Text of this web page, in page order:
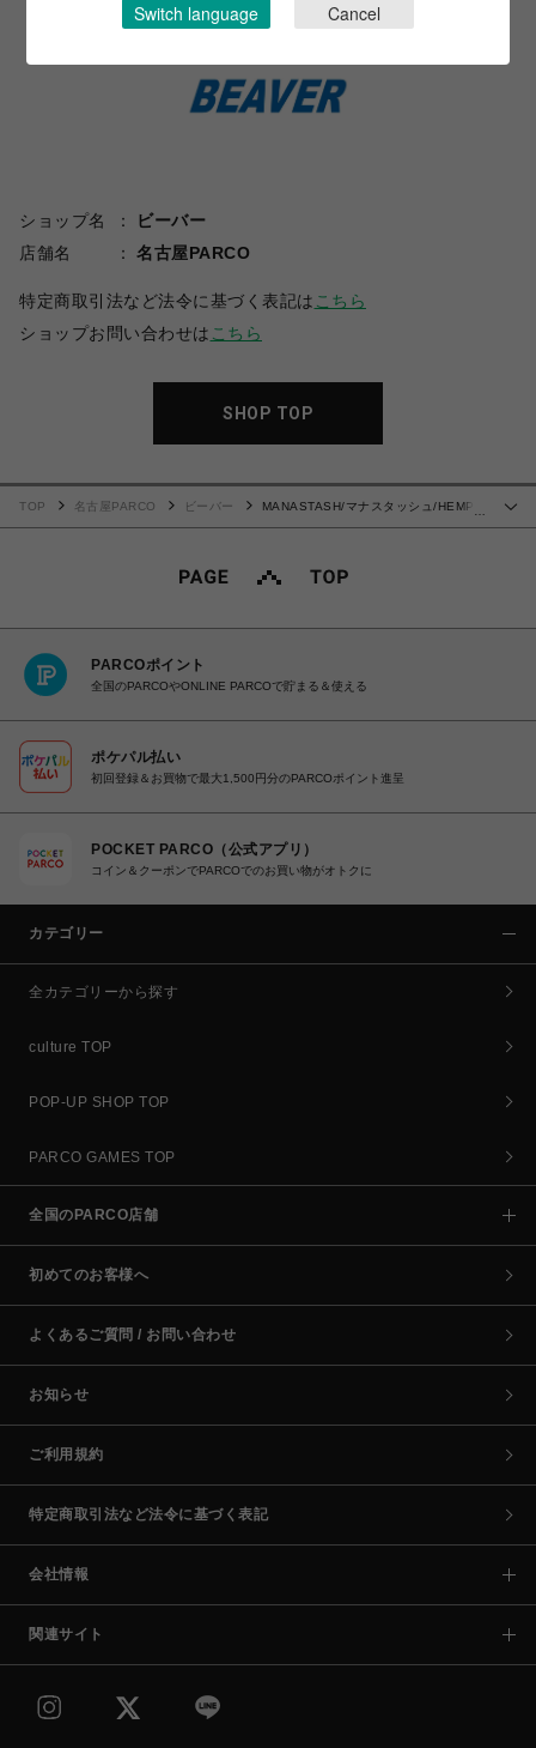
ショップ名
ビーバー
店舗名
名古屋PARCO
特定商取引法など法令に基づく表記は こちら
ショップお問い合わせは こちら
SHOP TOP
…
TOP 名古屋PARCO ビーバー
MANASTASH/マナスタッシュ/HEMP
PARCOポイント
全国のPARCOやONLINE PARCOで貯まる＆使える
ポケパル払い
初回登録＆お買物で最大1,500円分のPARCOポイント進呈
POCKET PARCO（公式アプリ）
コイン＆クーポンでPARCOでのお買い物がオトクに
カテゴリー
全カテゴリーから探す
culture TOP
POP-UP SHOP TOP
PARCO GAMES TOP
全国のPARCO店舗
初めてのお客様へ
よくあるご質問 / お問い合わせ
お知らせ
ご利用規約
特定商取引法など法令に基づく表記
会社情報
関連サイト
Switch language Cancel